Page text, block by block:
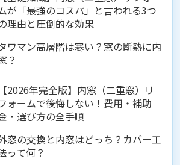
が「最強のコスパ」と言われる3つ
理由と圧倒的な効果
ワマン高層階は寒い？窓の断熱に内
？
【2026年完全版】内窓（二重窓）リ
ォームで後悔しない！費用・補助
・選び方の全手順
窓の交換と内窓はどっち？カバー工
って何？